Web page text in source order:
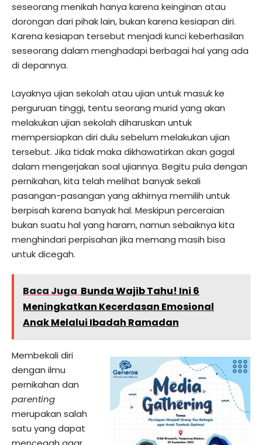
seseorang menikah hanya karena keinginan atau
dorongan dari pihak lain, bukan karena kesiapan diri.
Karena kesiapan tersebut menjadi kunci keberhasilan
seseorang dalam menghadapi berbagai hal yang ada
di depannya.
Layaknya ujian sekolah atau ujian untuk masuk ke
perguruan tinggi, tentu seorang murid yang akan
melakukan ujian sekolah diharuskan untuk
mempersiapkan diri dulu sebelum melakukan ujian
tersebut. Jika tidak maka dikhawatirkan akan gagal
dalam mengerjakan soal ujiannya. Begitu pula dengan
pernikahan, kita telah melihat banyak sekali
pasangan-pasangan yang akhirnya memilih untuk
berpisah karena banyak hal. Meskipun perceraian
bukan suatu hal yang haram, namun sebaiknya kita
menghindari perpisahan jika memang masih bisa
untuk dicegah.
Baca Juga Bunda Wajib Tahu! Ini 6
Meningkatkan Kecerdasan Emosional
Anak Melalui Ibadah Ramadan
Membekali diri
dengan ilmu
pernikahan dan
parenting
merupakan salah
satu yang dapat